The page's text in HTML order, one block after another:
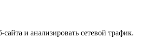
и анализировать сетевой трафик.